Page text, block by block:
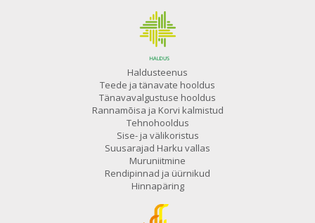
Haldusteenus
Teede ja tänavate hooldus
Tänavavalgustuse hooldus
Rannamõisa ja Korvi kalmistud
Tehnohooldus
Sise- ja välikoristus
Suusarajad Harku vallas
Muruniitmine
Rendipinnad ja üürnikud
Hinnapäring